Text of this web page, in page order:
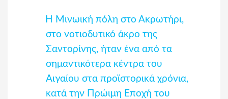
Η Μινωική πόλη στο Ακρωτήρι,
στο νοτιοδυτικό άκρο της
Σαντορίνης, ήταν ένα από τα
σημαντικότερα κέντρα του
Αιγαίου στα προϊστορικά χρόνια,
κατά την Πρώιμη Εποχή του